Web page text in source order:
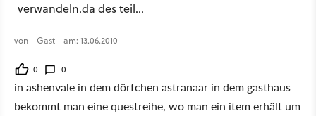
verwandeln.da des teil...
von - Gast - am: 13.06.2010
0 0
in ashenvale in dem dörfchen astranaar in dem gasthaus
bekommt man eine questreihe, wo man ein item erhält um